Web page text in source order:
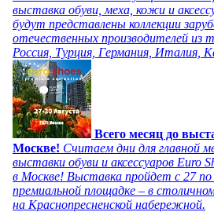
выставка обуви, меха, кожи и
будут представлены коллекции
отечественных производителей из
Россия, Турция, Германия, Италия,
Всего месяц до
Москве! Считаем дни для главной
выставки обуви и аксессуаров Euro
в Москве! Выставка пройдет с 27 по
премиальной площадке – в
на Краснопресненской набережной.